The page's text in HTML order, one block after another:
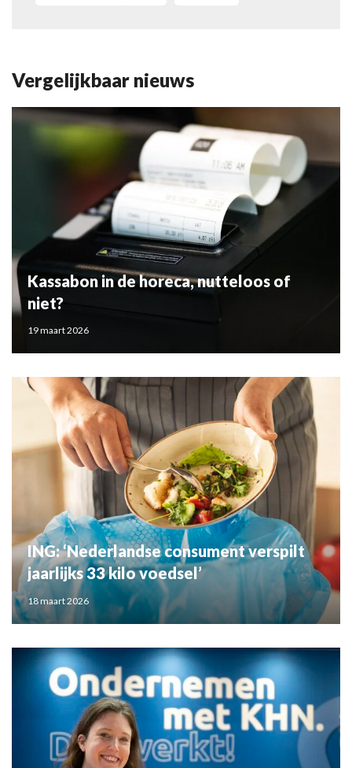
Vergelijkbaar nieuws
Kassabon in de horeca, nutteloos of
niet?
19 maart 2026
ING: ‘Nederlandse consument verspilt
jaarlijks 33 kilo voedsel’
18 maart 2026